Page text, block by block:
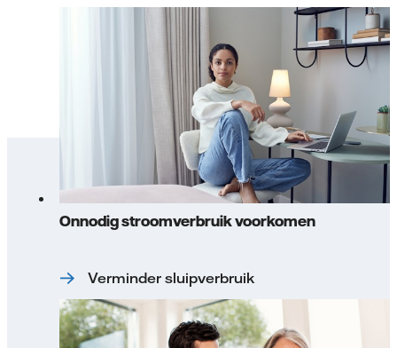
Onnodig stroomverbruik voorkomen
Verminder sluipverbruik